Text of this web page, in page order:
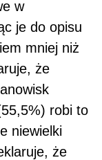
w
je do opisu
mniej niż
że
robi to
niewielki
że